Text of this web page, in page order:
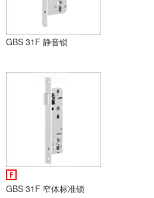
GBS 31F 静音锁
GBS 31F 窄体标准锁